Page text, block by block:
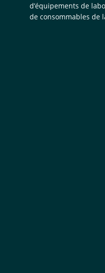
d’équipements de
de consommables de